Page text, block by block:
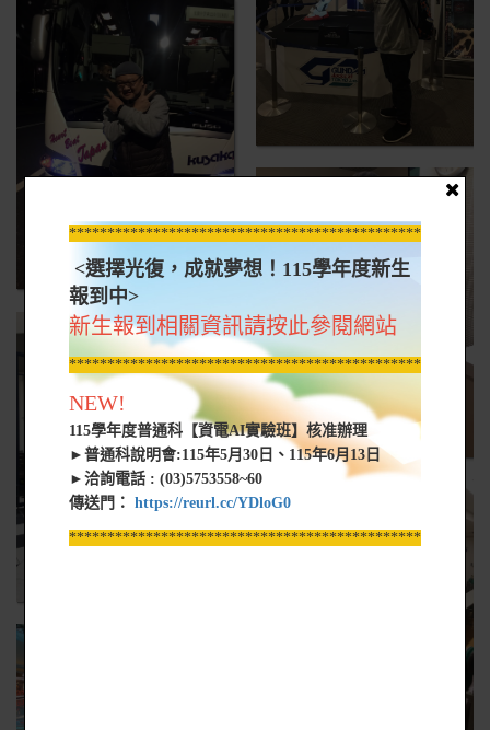
*****************************************************
<選擇光復，成就夢想！115學年度新生
報到中>
新生報到相關資訊請按此參閱網站
*****************************************************
NEW!
115學年度普通科【資電AI實驗班】核准辦理
►普通科說明會:115年5月30日、115年6月13日
►洽詢電話 : (03)5753558~60
傳送門： https://reurl.cc/YDloG0
*****************************************************